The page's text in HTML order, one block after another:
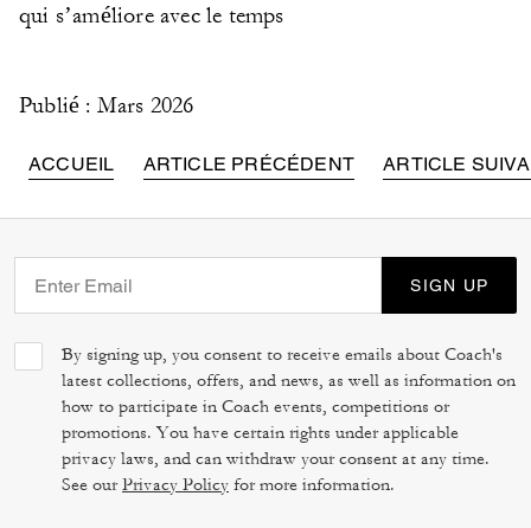
qui s’améliore avec le temps
Publié : Mars 2026
ACCUEIL ARTICLE PRÉCÉDENT ARTICLE
SIGN UP
By signing up, you consent to receive emails about Coach's
latest collections, offers, and news, as well as information on
how to participate in Coach events, competitions or
promotions. You have certain rights under applicable
privacy laws, and can withdraw your consent at any time.
See ourPrivacy Policy for more information.